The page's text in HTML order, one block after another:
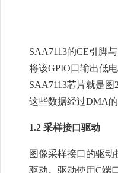
SAA7113的CE引脚
将该GPIO口输出低
SAA7113芯片就是
这些数据经过DMA
1.2 采样接口驱动
图像采样接口的驱动
驱动。驱动使用C端